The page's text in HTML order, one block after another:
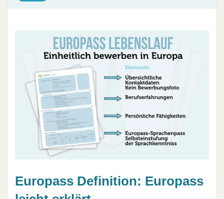
Europass Definition: Europass